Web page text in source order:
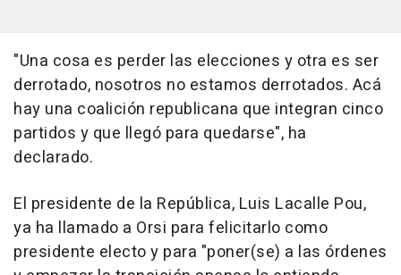
"Una cosa es perder las elecciones y otra es ser
derrotado, nosotros no estamos derrotados. Acá
hay una coalición republicana que integran cinco
partidos y que llegó para quedarse", ha
declarado.
El presidente de la República, Luis Lacalle Pou,
ya ha llamado a Orsi para felicitarlo como
presidente electo y para "poner(se) a las órdenes